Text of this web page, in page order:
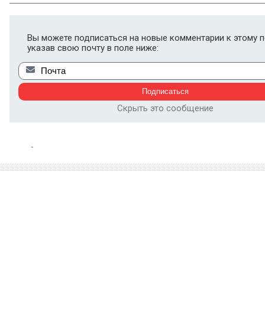
Вы можете подписаться на новые комментарии к этому
указав свою почту в поле ниже:
Скрыть это сообщение